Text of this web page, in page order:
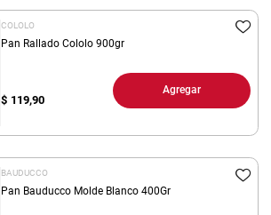
COLOLO
Pan Rallado Cololo 900gr
$ 119,90
Agregar
BAUDUCCO
Pan Bauducco Molde Blanco 400Gr